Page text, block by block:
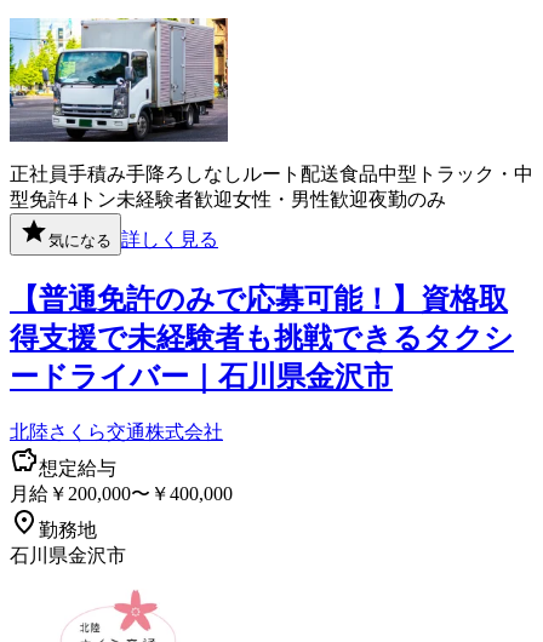
正社員手積み手降ろしなし ルート配送食品中型トラック・中
型免許4トン未経験者歓迎女性・男性歓迎夜勤のみ
気になる 詳しく見る
【普通免許のみで応募可能！】資格取
得支援で未経験者も挑戦できるタクシ
ードライバー｜石川県金沢市
北陸さくら交通株式会社
想定給与
月給￥200,000〜￥400,000
勤務地
石川県金沢市